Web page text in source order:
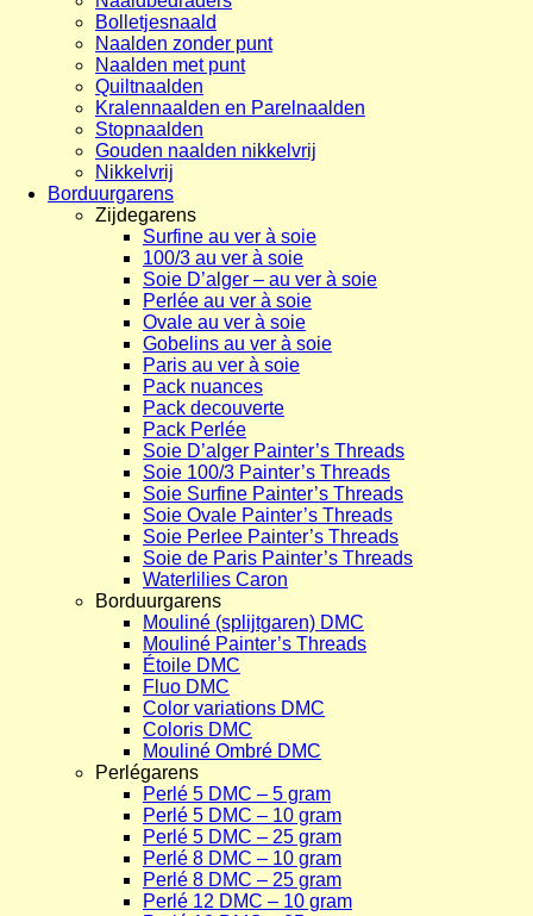
Bolletjesnaald
Naalden zonder punt
Naalden met punt
Quiltnaalden
Kralennaalden en Parelnaalden
Stopnaalden
Gouden naalden nikkelvrij
Nikkelvrij
Borduurgarens
Zijdegarens
Surfine au ver à soie
100/3 au ver à soie
Soie D’alger – au ver à soie
Perlée au ver à soie
Ovale au ver à soie
Gobelins au ver à soie
Paris au ver à soie
Pack nuances
Pack decouverte
Pack Perlée
Soie D’alger Painter’s Threads
Soie 100/3 Painter’s Threads
Soie Surfine Painter’s Threads
Soie Ovale Painter’s Threads
Soie Perlee Painter’s Threads
Soie de Paris Painter’s Threads
Waterlilies Caron
Borduurgarens
Mouliné (splijtgaren) DMC
Mouliné Painter’s Threads
Étoile DMC
Fluo DMC
Color variations DMC
Coloris DMC
Mouliné Ombré DMC
Perlégarens
Perlé 5 DMC – 5 gram
Perlé 5 DMC – 10 gram
Perlé 5 DMC – 25 gram
Perlé 8 DMC – 10 gram
Perlé 8 DMC – 25 gram
Perlé 12 DMC – 10 gram